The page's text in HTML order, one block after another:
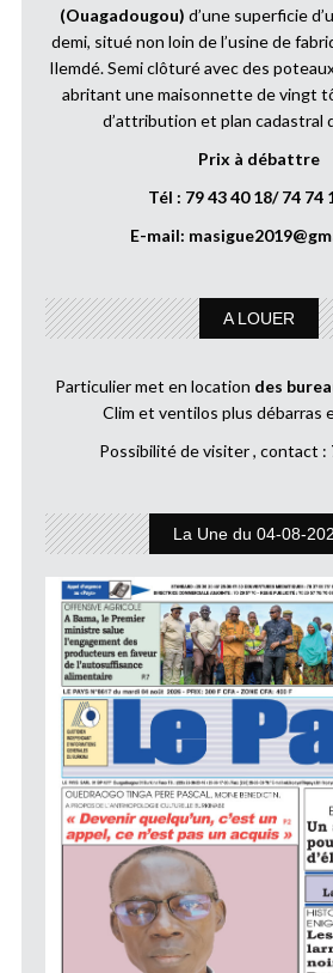
(Ouagadougou) d’une superficie
demi, situé non loin de l’usine de
Ilemdé. Semi clôturé avec des
abritant une maisonnette de vingt
d’attribution et plan cadastral
Prix à débattre
Tél : 79 43 40 18/ 74 74
E-mail:
A LOUER
Particulier met en location des
Clim et ventilos plus débarras
Possibilité de visiter , contact :
La Une du 04-08-